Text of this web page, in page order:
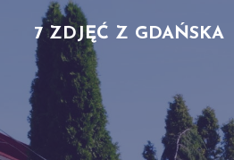
7 ZDJĘĆ Z GDAŃSKA